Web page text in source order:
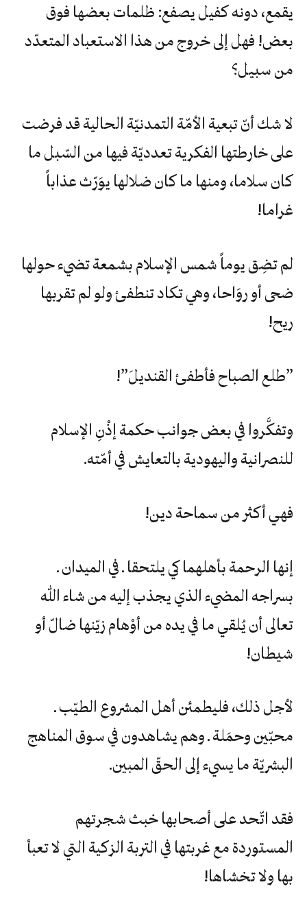
‬يقمع،‮ ‬دونه‮ ‬كفيل‮ ‬يصفع‮: ‬ظلمات‮ ‬بعضها‮ ‬فوق‮
‬بعض‮! ‬فهل‮ ‬إلى‮ ‬خروج‮ ‬من‮ ‬هذا‮ ‬الاستعباد‮ ‬المتعدّد‮
‬من‮ ‬سبيل؟
لا‮ ‬شك‮ ‬أنّ‮ ‬تبعية‮ ‬الأمّة‮ ‬التمدنيّة‮ ‬الحالية‮ ‬قد‮ ‬فرضت‮
‬على‮ ‬خارطتها‮ ‬الفكرية‮ ‬تعدديّة‮ ‬فيها‮ ‬من‮ ‬السّبل‮ ‬ما‮
‬كان‮ ‬سلاما،‮ ‬ومنها‮ ‬ما‮ ‬كان‮ ‬ضلالها‮ ‬يوَرّث‮ ‬عذاباً‮
‬غراما‮!‬
لم‮ ‬تضِق‮ ‬يوماً‮ ‬شمس‮ ‬الإسلام‮ ‬بشمعة‮ ‬تضيء‮ ‬حولها‮
‬ضحى‮ ‬أو‮ ‬روَاحا،‮ ‬وهي‮ ‬تكاد‮ ‬تنطفئ‮ ‬ولو‮ ‬لم‮ ‬تقربها‮
‬ريح‮!‬
‭”‬طلع‮ ‬الصباح‮ ‬فأطفئ‮ ‬القنديلَ‮”!‬
وتفكَّروا‮ ‬في‮ ‬بعض‮ ‬جوانب‮ ‬حكمة‮ ‬إذْنِ‮ ‬الإسلام‮
‬للنصرانية‮ ‬واليهودية‮ ‬بالتعايش‮ ‬في‮ ‬أمّته‮.‬
فهي‮ ‬أكثر‮ ‬من‮ ‬سماحة‮ ‬دين‮!‬
إنها‮ ‬الرحمة‮ ‬بأهلهما‮ ‬كي‮ ‬يلتحقا‮ ‬ـ‮ ‬في‮ ‬الميدان‮ ‬ـ‮
‬بسراجه‮ ‬المضيء‮ ‬الذي‮ ‬يجذب‮ ‬إليه‮ ‬من‮ ‬شاء‮ ‬الله‮
‬تعالى‮ ‬أن‮ ‬يُلقي‮ ‬ما‮ ‬في‮ ‬يده‮ ‬من‮ ‬أوْهام‮ ‬زيّنها‮ ‬ضالّ‮ ‬أو‮
‬شيطان‮!‬
لأجل‮ ‬ذلك،‮ ‬فليطمئن‮ ‬أهل‮ ‬المشروع‮ ‬الطيّب‮ ‬ـ‮
‬محبّين‮ ‬وحمَلة‮ ‬ـ‮ ‬وهم‮ ‬يشاهدون‮ ‬في‮ ‬سوق‮ ‬المناهج‮
‬البشريّة‮ ‬ما‮ ‬يسيء‮ ‬إلى‮ ‬الحقّ‮ ‬المبين‮.‬
فقد‮ ‬اتّحد‮ ‬على‮ ‬أصحابها‮ ‬خبث‮ ‬شجرتهم‮
‬المستوردة‮ ‬مع‮ ‬غربتها‮ ‬في‮ ‬التربة‮ ‬الزكية‮ ‬التي‮ ‬لا‮ ‬تعبأ‮
‬بها‮ ‬ولا‮ ‬تخشاها‮!‬